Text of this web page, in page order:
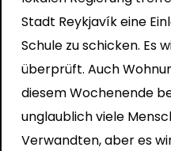
Stadt Reykjavík eine
Schule zu schicken. Es
überprüft. Auch
diesem Wochenende
unglaublich viele
Verwandten, aber es